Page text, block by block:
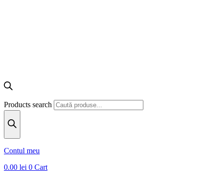
Products search
Contul meu
0.00 lei 0 Cart